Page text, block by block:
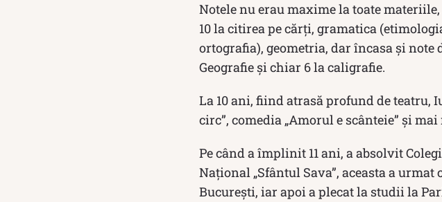
Notele nu erau maxime la toate
10 la citirea pe cărţi, gramatica
ortografia), geometria, dar încasa și
Geografie și chiar 6 la caligrafie.
La 10 ani, fiind atrasă profund de teatru,
circ”, comedia „Amorul e scânteie” și
Pe când a împlinit 11 ani, a absolvit
Național „Sfântul Sava”, aceasta a
București, iar apoi a plecat la studii la